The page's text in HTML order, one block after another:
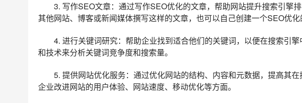
3. 写作SEO文章：通过写作SEO优化的文章，帮助网站提升搜索引擎
其他网站、博客或新闻媒体撰写这样的文章，也可以自己创建一个SEO优化
4. 进行关键词研究：帮助企业找到适合他们的关键词，以便在搜索引
和技术来分析关键词竞争度和搜索量。
5. 提供网站优化服务：通过优化网站的结构、内容和元数据，提高其
企业改进网站的用户体验、网站速度、移动优化等方面。